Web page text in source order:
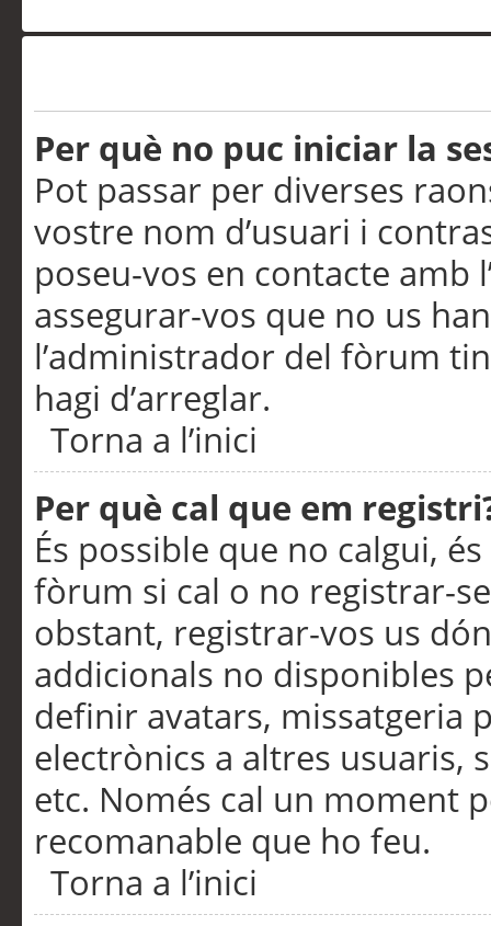
Per què no puc iniciar la
Pot passar per diverses
vostre nom d’usuari i
poseu-vos en contacte
assegurar-vos que no us
l’administrador del fòrum
hagi d’arreglar.
Torna a l’inici
Per què cal que em
És possible que no calgui,
fòrum si cal o no registrar-
obstant, registrar-vos us
addicionals no disponibles
definir avatars, missatgeria
electrònics a altres usuaris,
etc. Només cal un moment
recomanable que ho feu.
Torna a l’inici